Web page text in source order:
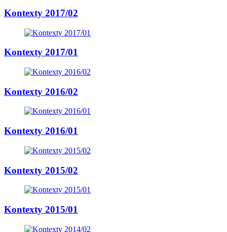
Kontexty 2017/02
Kontexty 2017/01
Kontexty 2016/02
Kontexty 2016/01
Kontexty 2015/02
Kontexty 2015/01